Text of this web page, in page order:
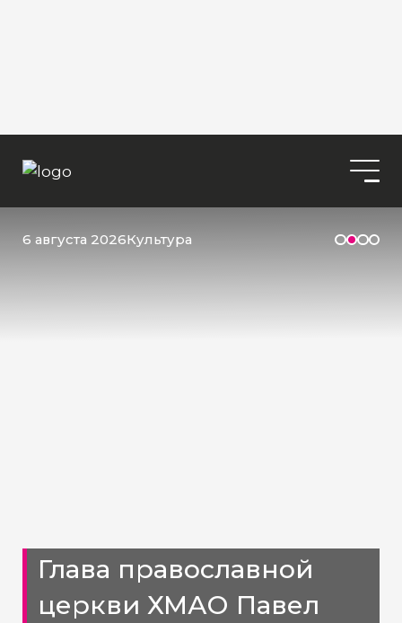
6 августа 2026Культура
Глава православной
церкви ХМАО Павел